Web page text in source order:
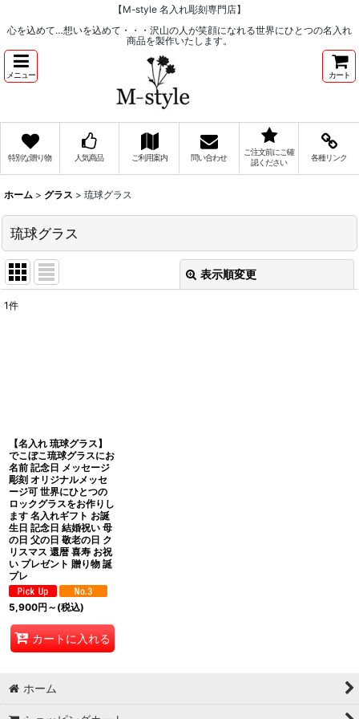
【M-style 名入れ彫刻専門店】
心を込めて…想いを込めて・・・沢山の人が笑顔になれる世界にひとつの名入れ
商品を製作いたします。
メニュー カート
特別な贈り物 人気商品 ご利用案内 問い合わせ
ご注文前にご確
認ください
各種リンク
ホーム > グラス > 琉球グラス
琉球グラス
表示順変更
1件
【名入れ 琉球グラス】
でこぼこ琉球グラスにお
名前 記念日 メッセージ
彫刻 オリジナルメッセ
ージ可 世界にひとつの
ロックグラスをお作りし
ます 名入れギフト お誕
生日 記念日 結婚祝い 母
の日 父の日 敬老の日 ク
リスマス 還暦 喜寿 お祝
い プレゼント 贈り物 誕
プレ
5,900円 ～ (税込)
カートに入れる
ホーム